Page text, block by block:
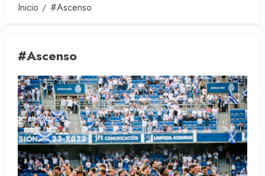
Inicio #Ascenso
#Ascenso